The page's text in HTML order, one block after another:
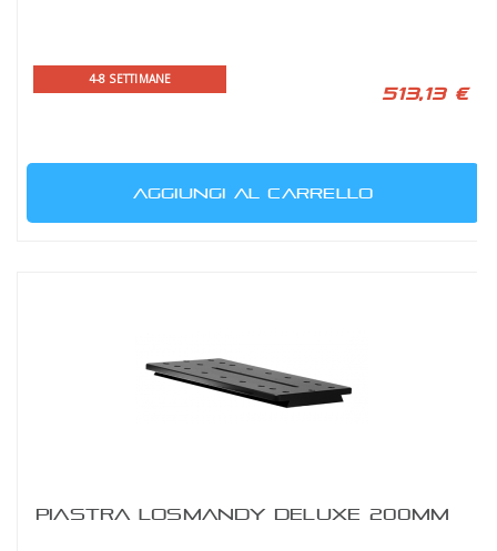
4-8 SETTIMANE
513,13 €
AGGIUNGI AL CARRELLO
PIASTRA LOSMANDY DELUXE 200MM